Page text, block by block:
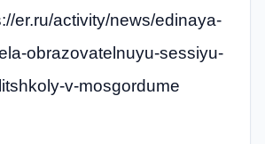
er.ru/activity/news/edinaya-
obrazovatelnuyu-sessiyu-
v-mosgordume